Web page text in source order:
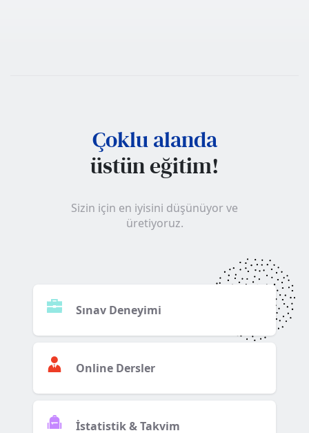
Çoklu alanda
üstün eğitim!
Sizin için en iyisini düşünüyor ve
üretiyoruz.
Sınav Deneyimi
Online Dersler
İstatistik & Takvim